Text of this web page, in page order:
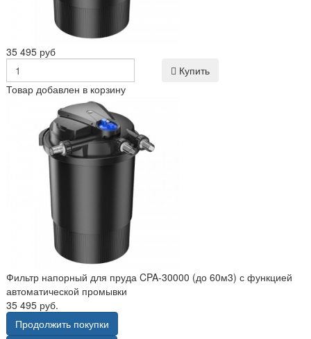
35 495 руб
Купить
Товар добавлен в корзину
Фильтр напорный для пруда CPA-30000 (до 60м3) с функцией
автоматической промывки
35 495 руб.
Продолжить покупки